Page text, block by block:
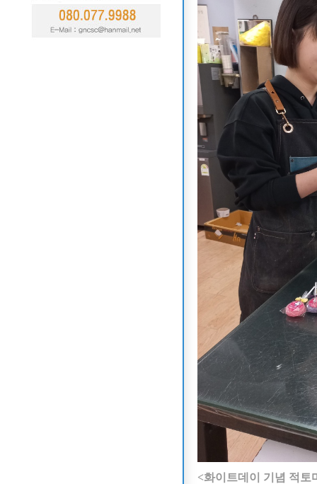
<화이트데이 기념 적토